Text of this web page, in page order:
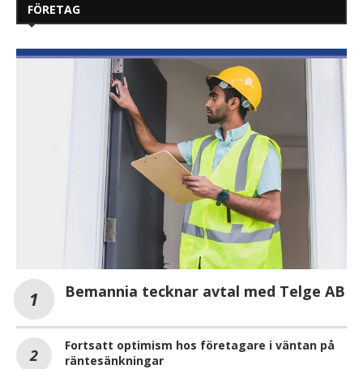
FÖRETAG
Bemannia tecknar avtal med Telge AB
Fortsatt optimism hos företagare i väntan på
räntesänkningar